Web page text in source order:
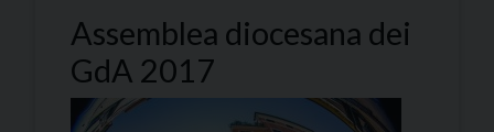
Assemblea diocesana dei
GdA 2017